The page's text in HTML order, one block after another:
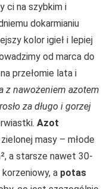
ci na szybkim i
dokarmianiu
kolor igieł i lepiej
od marca do
przełomie lata i
z nawożeniem azotem
za długo i gorzej
Azot
masy – młode
a starsze nawet 30-
a potas